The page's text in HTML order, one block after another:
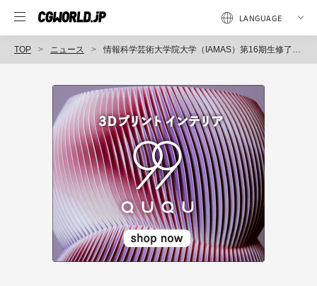
TOP ニュース 情報科学芸術大学院大学（IAMAS）第16期生修了研究発表会・プロジェクト研究発表会、開催